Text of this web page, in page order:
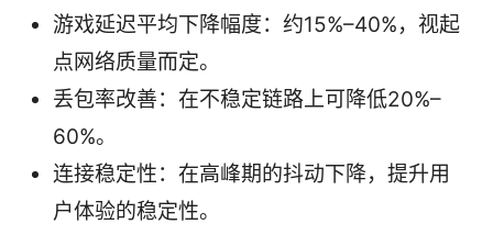
游戏延迟平均下降幅度：约15%–40%，视起
点网络质量而定。
丢包率改善：在不稳定链路上可降低20%–
60%。
连接稳定性：在高峰期的抖动下降，提升用
户体验的稳定性。